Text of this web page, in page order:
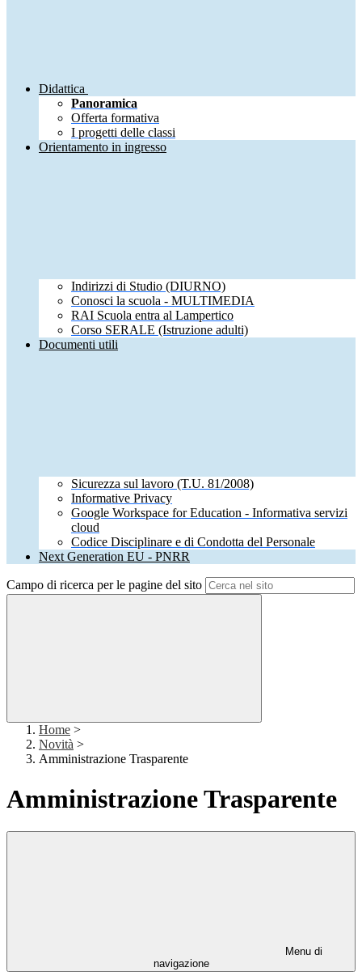
Didattica
Panoramica
Offerta formativa
I progetti delle classi
Orientamento in ingresso
Indirizzi di Studio (DIURNO)
Conosci la scuola - MULTIMEDIA
RAI Scuola entra al Lampertico
Corso SERALE (Istruzione adulti)
Documenti utili
Sicurezza sul lavoro (T.U. 81/2008)
Informative Privacy
Google Workspace for Education - Informativa servizi
cloud
Codice Disciplinare e di Condotta del Personale
Next Generation EU - PNRR
Campo di ricerca per le pagine del sito
Home >
Novità >
Amministrazione Trasparente
Amministrazione Trasparente
Menu di
navigazione